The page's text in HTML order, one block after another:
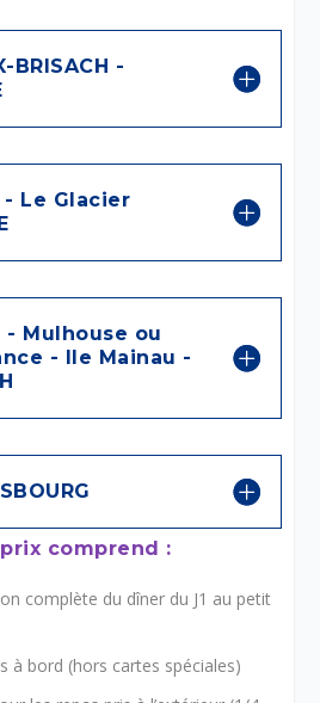
BRISACH -
- Le Glacier
- Mulhouse ou
- Ile Mainau -
comprend :
complète du dîner du J1 au petit
à bord (hors cartes spéciales)